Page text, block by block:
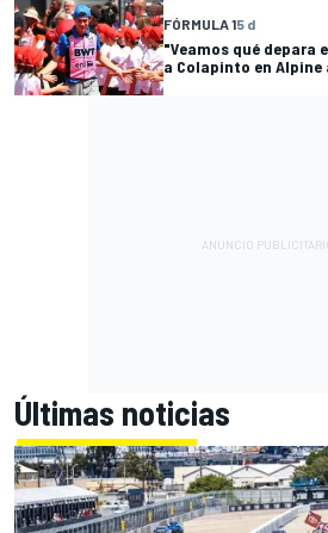
FÓRMULA 15 d
"Veamos qué depara
a Colapinto en Alpine
Últimas noticias